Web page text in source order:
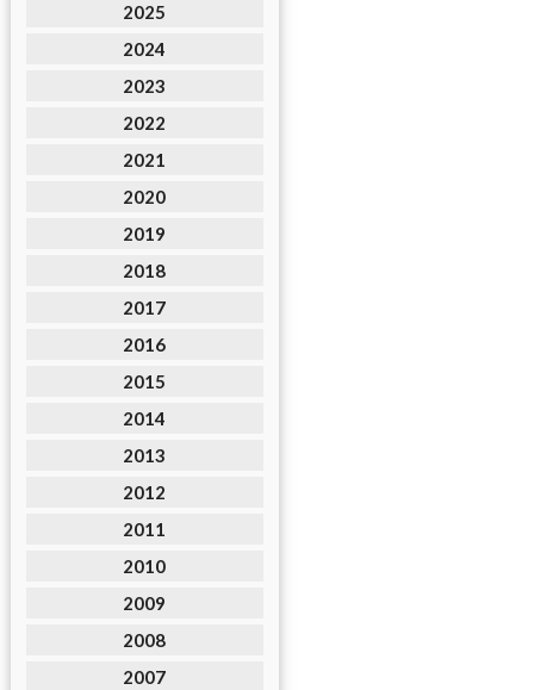
2025
2024
2023
2022
2021
2020
2019
2018
2017
2016
2015
2014
2013
2012
2011
2010
2009
2008
2007